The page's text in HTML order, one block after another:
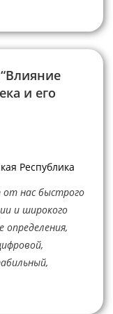
и его
Республика
нас быстрого
и широкого